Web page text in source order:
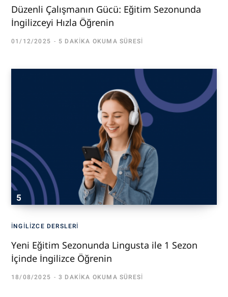
Düzenli Çalışmanın Gücü: Eğitim Sezonunda
İngilizceyi Hızla Öğrenin
01/12/2025 5 DAKIKA OKUMA SÜRESI
İNGILIZCE DERSLERI
Yeni Eğitim Sezonunda Lingusta ile 1 Sezon
İçinde İngilizce Öğrenin
18/08/2025 3 DAKIKA OKUMA SÜRESI